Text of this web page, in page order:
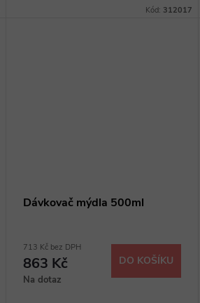
světle zelená, 3750 ks v kartonu,
Kód: 312017
Dávkovač mýdla 500ml
713 Kč bez DPH
863 Kč
Na dotaz
DO KOŠÍKU